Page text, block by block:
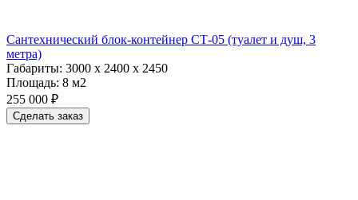
Сантехнический блок-контейнер СТ-05 (туалет и душ, 3
метра)
Габариты: 3000 х 2400 х 2450
Площадь: 8 м2
255 000 ₽
Сделать заказ